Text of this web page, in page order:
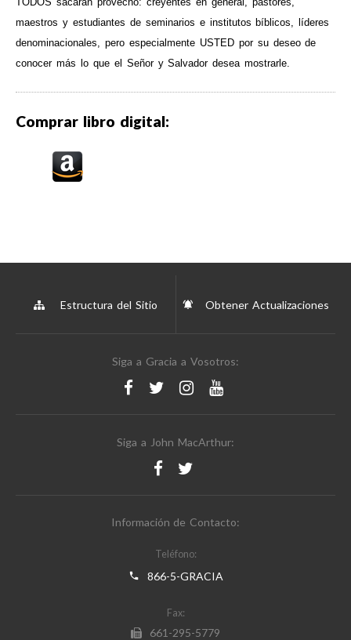
maestros y estudiantes de seminarios e institutos bíblicos, líderes
denominacionales, pero especialmente USTED por su deseo de
conocer más lo que el Señor y Salvador desea mostrarle.
Comprar libro digital:
Estructura del Sitio Obtener Actualizaciones
Siga a Gracia a Vosotros:
Siga a John MacArthur:
Información de Contacto:
Teléfono:
866-5-GRACIA
Fax:
661-295-5779